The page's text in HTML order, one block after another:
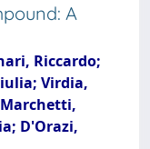
A
Riccardo;
Virdia,
D'Orazi,